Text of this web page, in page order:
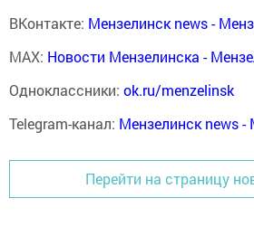
ВКонтакте: Мензелинск news -
MAX: Новости Мензелинска -
Одноклассники: ok.ru/menzelinsk
Telegram-канал: Мензелинск news
Перейти на страницу